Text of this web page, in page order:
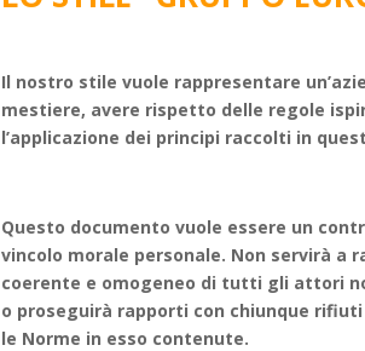
Il nostro stile vuole rappresentare
mestiere, avere rispetto delle regole
l’applicazione dei principi raccolti in
Questo documento vuole essere un
vincolo morale personale. Non servirà
coerente e omogeneo di tutti gli attori
o proseguirà rapporti con chiunque
le Norme in esso contenute.